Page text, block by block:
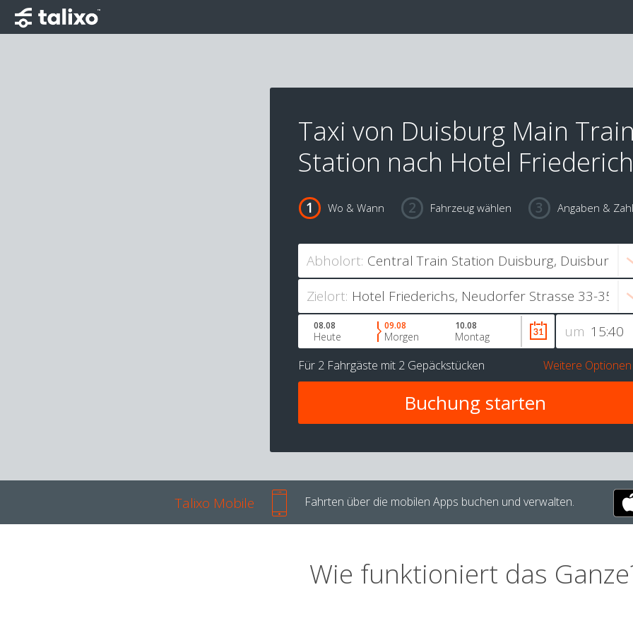
Taxi von Duisburg Main
Station nach Hotel
Wo & Wann Fahrzeug wählen Angaben &
Abholort:
Zielort:
um
08.08
Heute
09.08
Morgen
10.08
Montag
Für 2 Fahrgäste mit 2 Gepäckstücken Weitere Optionen
Talixo Mobile Fahrten über die mobilen Apps buchen und verwalten.
Wie funktioniert das